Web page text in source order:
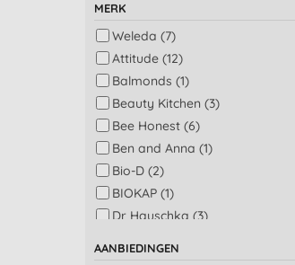
Kinderen lichaam en
haarverzorging (3)
Multi-taskers (3)
Bad en douche (2)
Aromatherapie, ontspanning en
massage (1)
Baby bad, shampoo en
mondverzorging (1)
Badkamer (1)
Beauty olie (1)
Bodylotion (1)
Gelegenheid (1)
MERK
Weleda (7)
Attitude (12)
Balmonds (1)
Beauty Kitchen (3)
Bee Honest (6)
Ben and Anna (1)
Bio-D (2)
BIOKAP (1)
Dr Hauschka (3)
AANBIEDINGEN